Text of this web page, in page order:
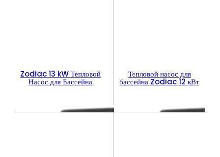
Zodiac 13 kW Тепловой
Насос для Бассейна
Тепловой насос для
бассейна Zodiac 12 кВт